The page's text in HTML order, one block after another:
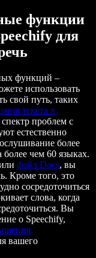
функции
для
функций –
использовать
свой путь, таких
текста в
проблем с
естественно
более
чем 60 языках.
файл Docs, вы
Кроме того, это
сосредоточиться
слова, когда
Вы
о Speechify,
вашего